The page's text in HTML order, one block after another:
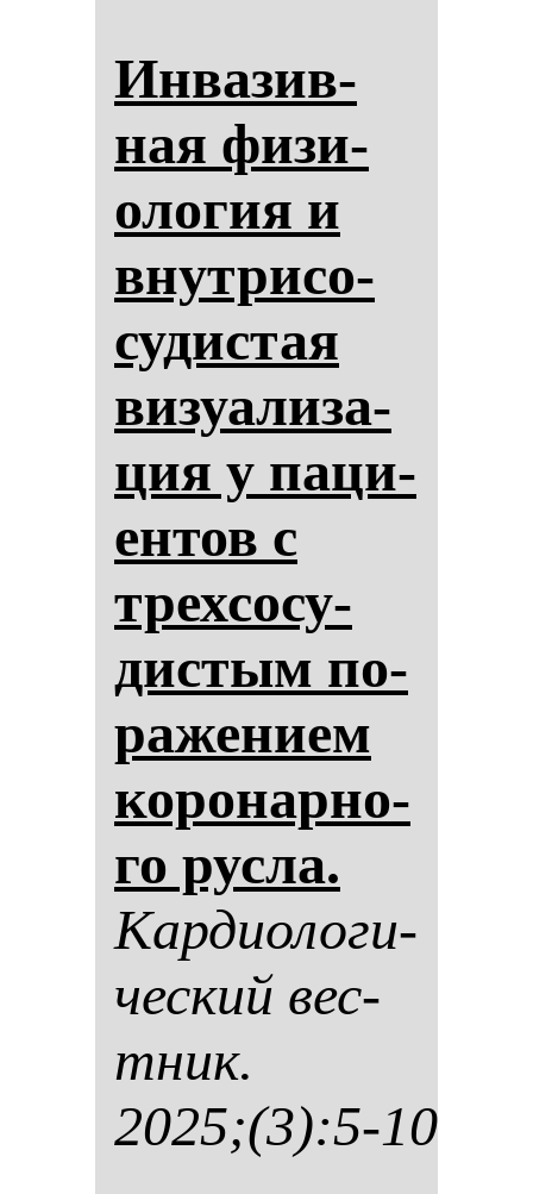
Ин­ва­зив­
ная фи­зи­
оло­гия и
внут­ри­со­
су­дис­тая
ви­зу­али­за­
ция у па­ци­
ен­тов с
трех­со­су­
дис­тым по­
ра­же­ни­ем
ко­ро­нар­но­
го рус­ла.
Кар­ди­оло­ги­
чес­кий вес­
тник.
2025;(3):5-10